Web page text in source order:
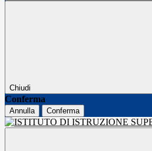
Chiudi
Conferma
Annulla Conferma